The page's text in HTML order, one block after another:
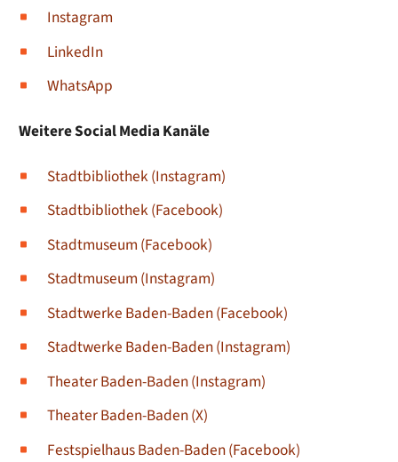
Instagram
LinkedIn
WhatsApp
Weitere Social Media Kanäle
Stadtbibliothek (Instagram)
Stadtbibliothek (Facebook)
Stadtmuseum (Facebook)
Stadtmuseum (Instagram)
Stadtwerke Baden-Baden (Facebook)
Stadtwerke Baden-Baden (Instagram)
Theater Baden-Baden (Instagram)
Theater Baden-Baden (X)
Festspielhaus Baden-Baden (Facebook)